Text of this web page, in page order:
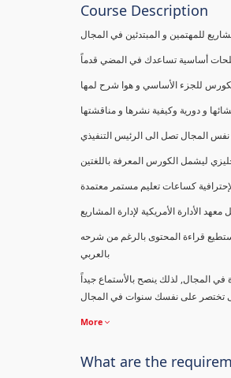
Course Description
للمهتمين و المبتدئين في المجال
أساسية تساعدك في المضي قدماً
و دورية وكيفية نشرها و مناقشتها
نفس المجال تصل الى الرئيس التنفيذي
ليشمل الكورس المعرفة باللغتين
كساعات تعليم مستمر معتمدة
الأدارة الأمريكية لإدارة المشاريع
قراءة المحتوى بالرغم من شرحه
بالعربي
المجال, لذلك ينصح بالأستماع جيداً
تختصر على نفسك سنوات في المجال
More
What are the